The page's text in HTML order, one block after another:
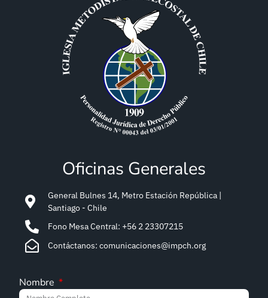
Oficinas Generales
General Bulnes 14, Metro Estación República |
Santiago - Chile
Fono Mesa Central: +56 2 23307215
Contáctanos: comunicaciones@impch.org
Nombre